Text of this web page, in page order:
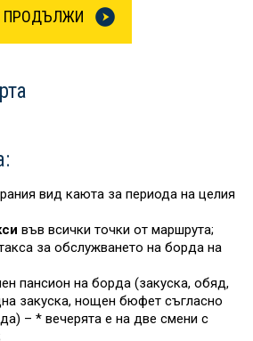
ПРОДЪЛЖИ
вид каюта за периода на целия
във всички точки от маршрута;
за обслужването на борда на
пансион на борда (закуска, обяд,
закуска, нощен бюфет съгласно
– * вечерята е на две смени с